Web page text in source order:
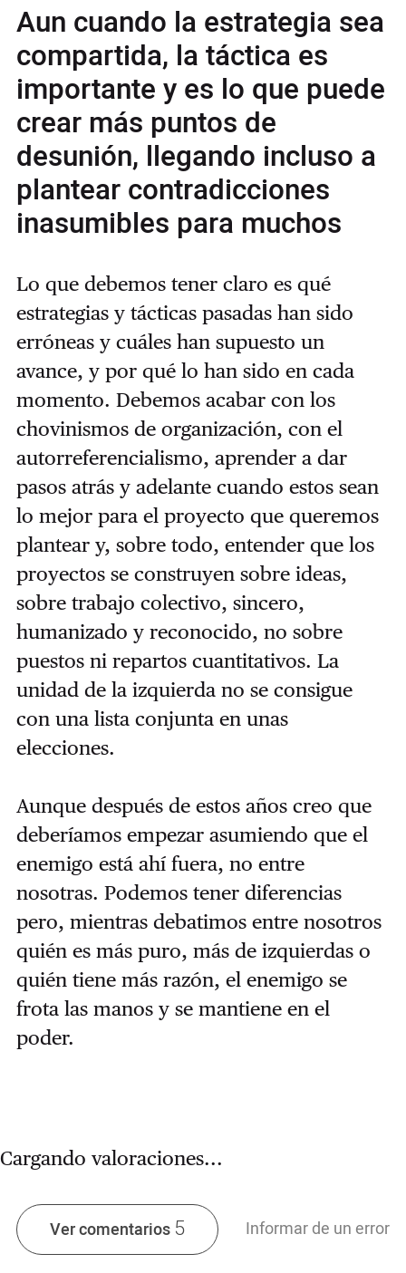
Aun cuando la estrategia sea
compartida, la táctica es
importante y es lo que puede
crear más puntos de
desunión, llegando incluso a
plantear contradicciones
inasumibles para muchos
Lo que debemos tener claro es qué
estrategias y tácticas pasadas han sido
erróneas y cuáles han supuesto un
avance, y por qué lo han sido en cada
momento. Debemos acabar con los
chovinismos de organización, con el
autorreferencialismo, aprender a dar
pasos atrás y adelante cuando estos sean
lo mejor para el proyecto que queremos
plantear y, sobre todo, entender que los
proyectos se construyen sobre ideas,
sobre trabajo colectivo, sincero,
humanizado y reconocido, no sobre
puestos ni repartos cuantitativos. La
unidad de la izquierda no se consigue
con una lista conjunta en unas
elecciones.
Aunque después de estos años creo que
deberíamos empezar asumiendo que el
enemigo está ahí fuera, no entre
nosotras. Podemos tener diferencias
pero, mientras debatimos entre nosotros
quién es más puro, más de izquierdas o
quién tiene más razón, el enemigo se
frota las manos y se mantiene en el
poder.
Cargando valoraciones...
Ver comentarios 5 Informar de un error